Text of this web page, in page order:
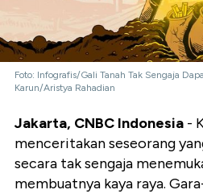
Foto: Infografis/Gali Tanah Tak Sengaja
Karun/Aristya Rahadian
Jakarta, CNBC Indonesia -
menceritakan seseorang
secara tak sengaja
membuatnya kaya raya.